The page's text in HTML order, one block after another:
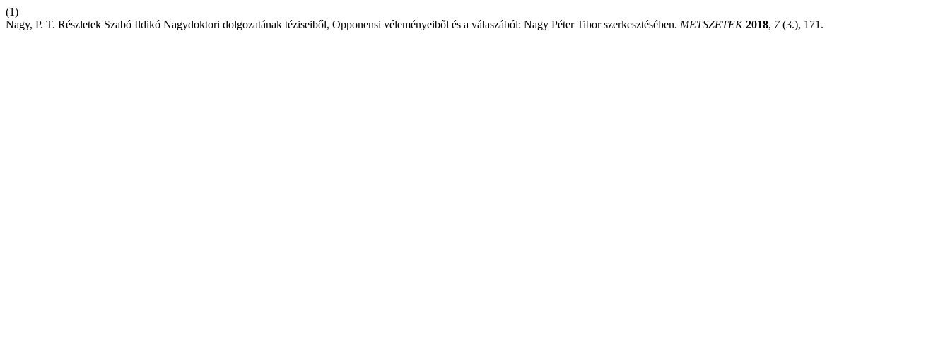
(1)
Nagy, P. T. Részletek Szabó Ildikó Nagydoktori dolgozatának téziseiből, Opponensi véleményeiből és a válaszából: Nagy Péter Tibor szerkesztésében. METSZETEK 2018, 7(3.), 171.